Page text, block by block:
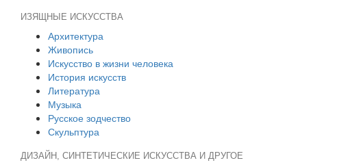
ИЗЯЩНЫЕ ИСКУССТВА
Архитектура
Живопись
Искусство в жизни человека
История искусств
Литература
Музыка
Русское зодчество
Скульптура
ДИЗАЙН, СИНТЕТИЧЕСКИЕ ИСКУССТВА И ДРУГОЕ